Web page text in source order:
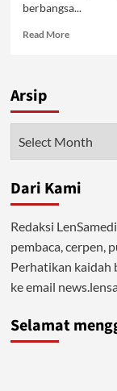
berbangsa...
Read MoreRead
sebagai
Agen
Arsip
Dari Kami
Redaksi
pembaca, cerpen,
Perhatikan kaidah
ke email
Selamat